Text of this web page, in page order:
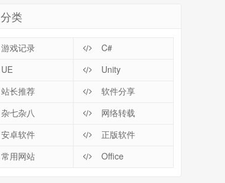
分类
游戏记录
C#
UE
Unity
站长推荐
软件分享
杂七杂八
网络转载
安卓软件
正版软件
常用网站
Office